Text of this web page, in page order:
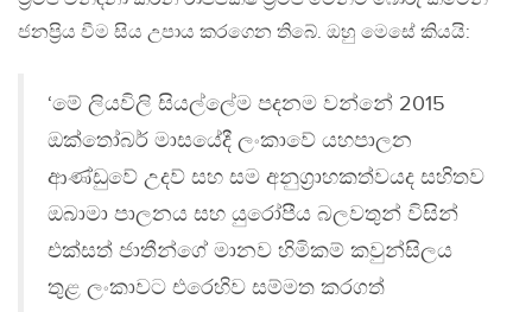
ජනප්‍රිය වීම සිය උපාය කරගෙන තිබේ. ඔහු මෙසේ කියයි:
‘මේ ලියවිලි සියල්ලේම පදනම වන්නේ 2015
ඔක්‌තෝබර් මාසයේදී ලංකාවේ යහපාලන
ආණ්‌ඩුවේ උදව් සහ සම අනුග්‍රාහකත්වයද සහිතව
ඔබාමා පාලනය සහ යුරෝපීය බලවතුන් විසින්
එක්‌සත් ජාතීන්ගේ මානව හිමිකම් කවුන්සිලය
තුළ ලංකාවට එරෙහිව සම්මත කරගත්